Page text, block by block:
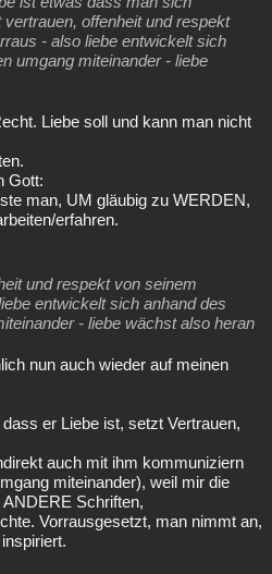
offenheit und respekt
- also liebe entwickelt sich
umgang miteinander - liebe
Liebe soll und kann man nicht
Gott:
man, UM gläubig zu WERDEN,
erfahren.
und respekt von seinem
entwickelt sich anhand des
- liebe wächst also heran
nun auch wieder auf meinen
er Liebe ist, setzt Vertrauen,
auch mit ihm kommuniziern
miteinander), weil mir die
Schriften,
Vorrausgesetzt, man nimmt an,